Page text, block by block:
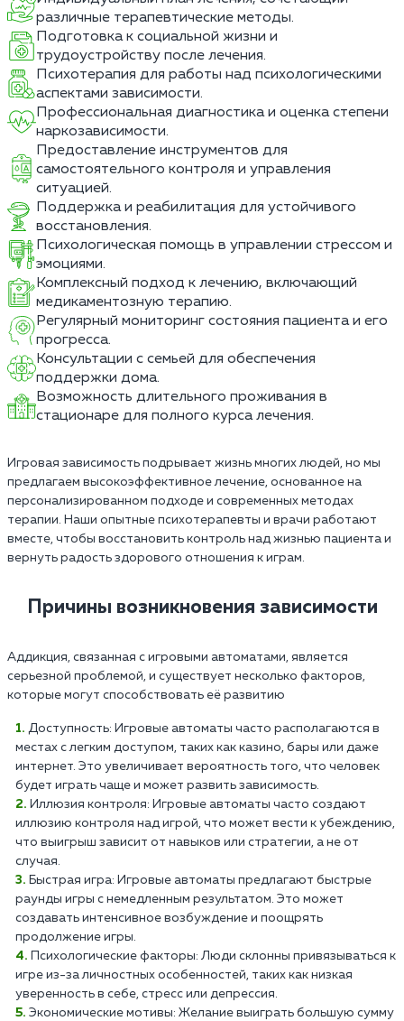
различные терапевтические методы.
Подготовка к социальной жизни и
трудоустройству после лечения.
Психотерапия для работы над психологическими
аспектами зависимости.
Профессиональная диагностика и оценка степени
наркозависимости.
Предоставление инструментов для
самостоятельного контроля и управления
ситуацией.
Поддержка и реабилитация для устойчивого
восстановления.
Психологическая помощь в управлении стрессом и
эмоциями.
Комплексный подход к лечению, включающий
медикаментозную терапию.
Регулярный мониторинг состояния пациента и его
прогресса.
Консультации с семьей для обеспечения
поддержки дома.
Возможность длительного проживания в
стационаре для полного курса лечения.
Игровая зависимость подрывает жизнь многих людей, но мы
предлагаем высокоэффективное лечение, основанное на
персонализированном подходе и современных методах
терапии. Наши опытные психотерапевты и врачи работают
вместе, чтобы восстановить контроль над жизнью пациента и
вернуть радость здорового отношения к играм.
Причины возникновения зависимости
Аддикция, связанная с игровыми автоматами, является
серьезной проблемой, и существует несколько факторов,
которые могут способствовать её развитию
Доступность: Игровые автоматы часто располагаются в
местах с легким доступом, таких как казино, бары или даже
интернет. Это увеличивает вероятность того, что человек
будет играть чаще и может развить зависимость.
Иллюзия контроля: Игровые автоматы часто создают
иллюзию контроля над игрой, что может вести к убеждению,
что выигрыш зависит от навыков или стратегии, а не от
случая.
Быстрая игра: Игровые автоматы предлагают быстрые
раунды игры с немедленным результатом. Это может
создавать интенсивное возбуждение и поощрять
продолжение игры.
Психологические факторы: Люди склонны привязываться к
игре из-за личностных особенностей, таких как низкая
уверенность в себе, стресс или депрессия.
Экономические мотивы: Желание выиграть большую сумму